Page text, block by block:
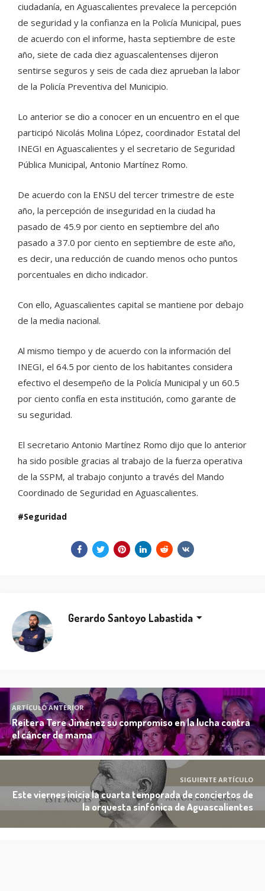
ciudadanía, en Aguascalientes prevalece la percepción
de seguridad y la confianza en la Policía Municipal, pues
de acuerdo con el informe, hasta septiembre de este
año, siete de cada diez aguascalentenses dijeron
sentirse seguros y seis de cada diez aprueban la labor
de la Policía Preventiva del Municipio.
Lo anterior se dio a conocer en un encuentro en el que
participó Nicolás Molina López, coordinador Estatal del
INEGI en Aguascalientes y el secretario de Seguridad
Pública Municipal, Antonio Martínez Romo.
De acuerdo con la ENSU del tercer trimestre de este
año, la percepción de inseguridad en la ciudad ha
pasado de 45.9 por ciento en septiembre del año
pasado a 37.0 por ciento en septiembre de este año,
es decir, una reducción de cuando menos ocho puntos
porcentuales en dicho indicador.
Con ello, Aguascalientes capital se mantiene por debajo
de la media nacional.
Al mismo tiempo y de acuerdo con la información del
INEGI, el 64.5 por ciento de los habitantes considera
efectivo el desempeño de la Policía Municipal y un 60.5
por ciento confía en esta institución, como garante de
su seguridad.
El secretario Antonio Martínez Romo dijo que lo anterior
ha sido posible gracias al trabajo de la fuerza operativa
de la SSPM, al trabajo conjunto a través del Mando
Coordinado de Seguridad en Aguascalientes.
Seguridad
Gerardo Santoyo Labastida
ARTÍCULO ANTERIOR
Reitera Tere Jiménez su compromiso en la lucha contra
el cáncer de mama
SIGUIENTE ARTÍCULO
Este viernes inicia la cuarta temporada de conciertos de
la orquesta sinfónica de Aguascalientes